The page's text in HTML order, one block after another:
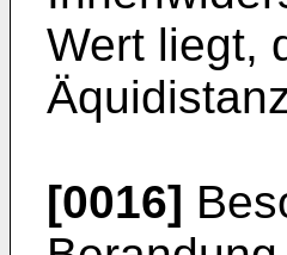
Wert liegt,
[0016]